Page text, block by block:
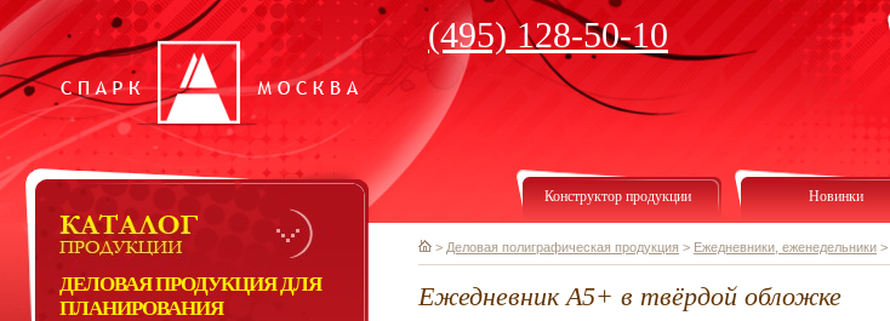
(495) 128-50-10
ДЕЛОВАЯ ПРОДУКЦИЯ ДЛЯ
ПЛАНИРОВАНИЯ
Конструктор продукции Новинки
> Деловая полиграфическая продукция > Ежедневники, еженедельники >
Ежедневник А5+ в твёрдой обложке